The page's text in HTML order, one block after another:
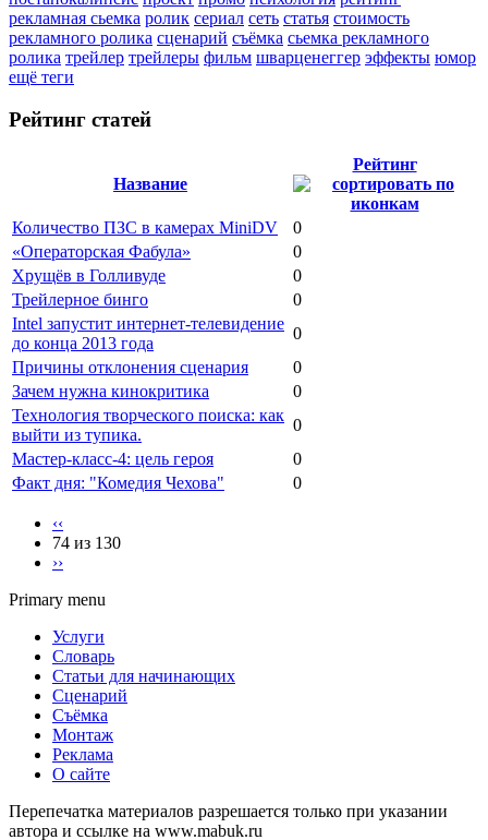
рекламная сьемка ролик сериал сеть статья стоимость
рекламного ролика сценарий съёмка сьемка рекламного
ролика трейлер трейлеры фильм шварценеггер эффекты юмор
ещё теги
Рейтинг статей
Название
Рейтинг
Количество ПЗС в камерах MiniDV
0
«Операторская Фабула»
0
Хрущёв в Голливуде
0
Трейлерное бинго
0
Intel запустит интернет-телевидение
до конца 2013 года
0
Причины отклонения сценария
0
Зачем нужна кинокритика
0
Технология творческого поиска: как
выйти из тупика.
0
Мастер-класс-4: цель героя
0
Факт дня: "Комедия Чехова"
0
‹‹
74 из 130
››
Primary menu
Услуги
Словарь
Статьи для начинающих
Сценарий
Съёмка
Монтаж
Реклама
О сайте
Перепечатка материалов разрешается только при указании
автора и ссылке на www.mabuk.ru